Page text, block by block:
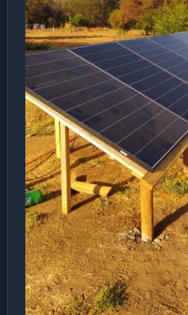
arriba.
Y bien, compramos el controlador
40Ah (6) y montamos todo el
podíamos hacer andar la maldita
Llegó el día ....y estaba nublado
Al final el día abrió y tuvimos sol.
para asegurarme que todo
el mismo problema y acá algunas
1) La bomba de agua saca el líquido
profundidad de casi 40 metros, lo
bastante pesado. Los motores de
un par de arranque bastante alto
veces ala potencia nominal, esa
qué la ups se apagaba al instante.
información sobre ese par de
quedar con la duda.
2)El hervidor: se me fue revisar la
hervidor...pero estoy casi seguro
lo que no es tan descabellado. La